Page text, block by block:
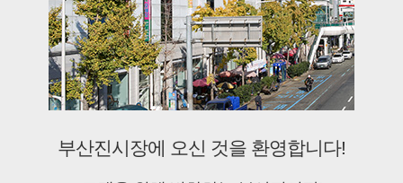
부산진시장에 오신 것을 환영합니다!